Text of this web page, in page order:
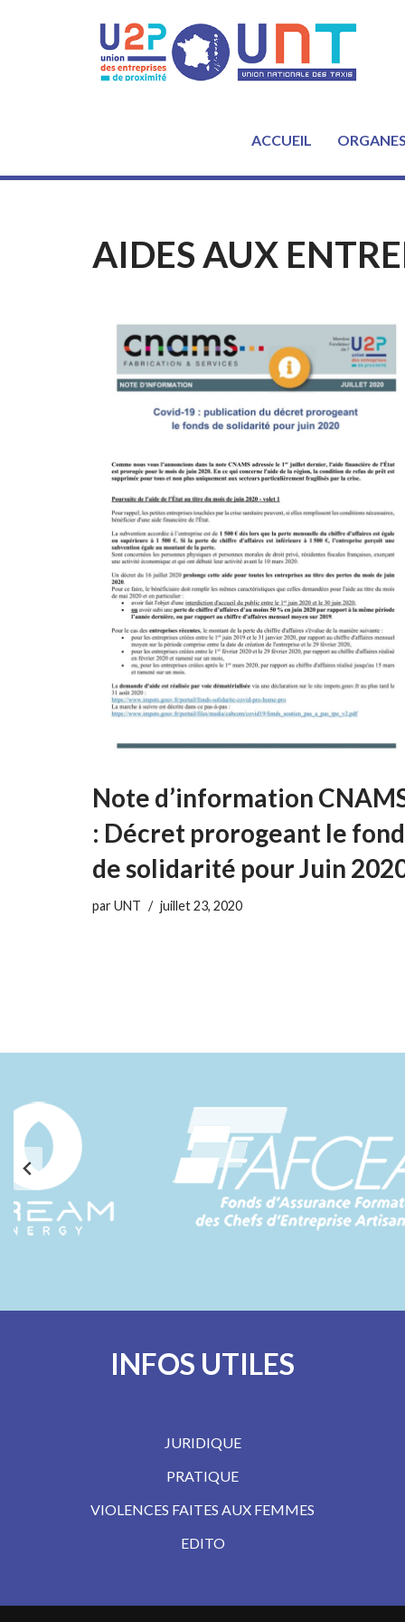
ACCUEIL
AIDES AUX
Note d’information
: Décret prorogeant le
de solidarité pour Juin
parUNT juillet 23, 2020
INFOS UTILES
JURIDIQUE
PRATIQUE
VIOLENCES FAITES AUX FEMMES
EDITO